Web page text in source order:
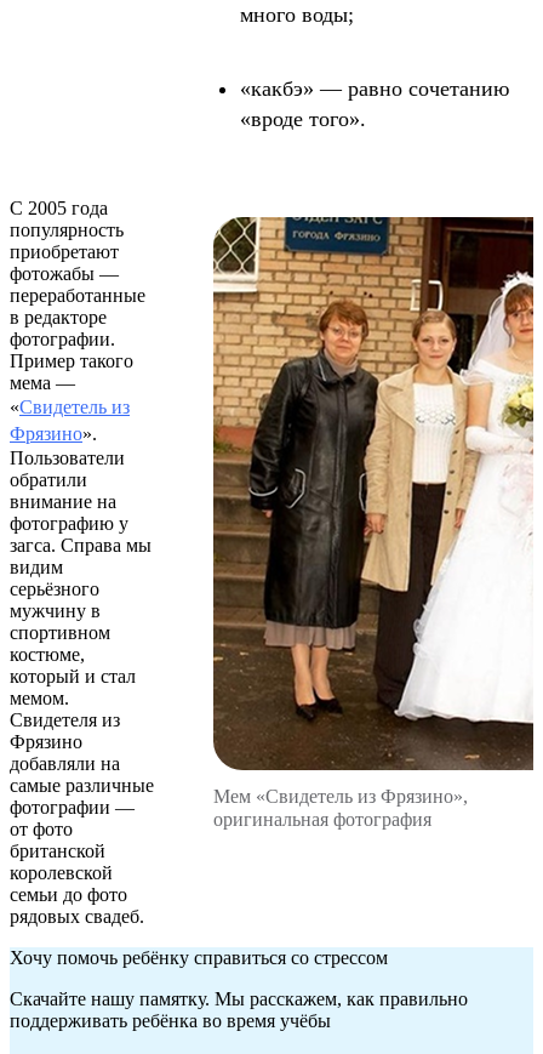
много воды;
«какбэ» — равно сочетанию
«вроде того».
С 2005 года
популярность
приобретают
фотожабы —
переработанные
в редакторе
фотографии.
Пример такого
мема —
«Свидетель из
Фрязино».
Пользователи
обратили
внимание на
фотографию у
загса. Справа мы
видим
серьёзного
мужчину в
спортивном
костюме,
который и стал
мемом.
Свидетеля из
Фрязино
добавляли на
самые различные
фотографии —
от фото
британской
королевской
семьи до фото
рядовых свадеб.
Мем «Свидетель из Фрязино»,
оригинальная фотография
Хочу помочь ребёнку справиться со стрессом
Скачайте нашу памятку. Мы расскажем, как правильно
поддерживать ребёнка во время учёбы